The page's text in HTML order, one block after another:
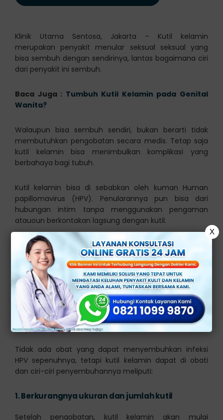
Klinik Utama Sentosa, Jakarta – Kutil kelamin
merupakan penyakit menular seksual seksual yang
bisa sembuh dengan sendirinya, lantas bagaimana ciri
dari penyakit ini sembuh.
Baca Juga : Tumbuh Kutil Kelamin pada Genital
Wanita?
Walaupun bisa sembuh sendiri, bukan berarti tidak
membutuhkan pengobatan secara medis. Tetap saja
kutil kelamin bisa menimbulkan komplikasi yang
berbahaya bagi tubuh.
Kutil kelamin bisa di sebabkan oleh kuman Human
papillomavirus (HPV). Penularannya pun bisa dari
hubungan intim tanpa menggunakan pengaman
atauoun berkontakan lagsung dengan kutil.
Bagaimana Ciri Kutil
Kelamin Sembuh?
Kutil kelamin adalah pertumbuhan kulit yang
disebabkan oleh infeksi virus papiloma manusia (HPV)
yang menyebar melalui kontak seksual.
Tidak ada obat yang dapat menyembuhkan infeksi
HPV sepenuhnya, tetapi kutil kelamin dapat di obati
dan ciri-ciri penyembuhannya meliputi:
1.Berkurangnya ukuran dan jumlah kutil
Setelah pengobatan, kutil kelamin akan mulai
X